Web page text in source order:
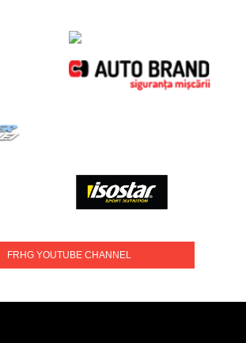
FRHG YOUTUBE CHANNEL